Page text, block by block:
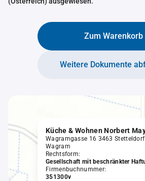
Zum Warenkorb
Weitere Dokumente
Küche & Wohnen Norbert
Wagramgasse 16 3463
Wagram
Rechtsform:
Gesellschaft mit beschränkter
Firmenbuchnummer:
351300v